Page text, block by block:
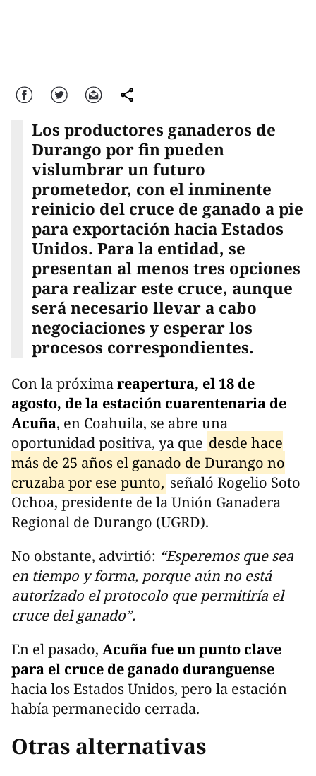
Facebook Twitter Correo comparte
Los productores ganaderos de
Durango por fin pueden
vislumbrar un futuro
prometedor, con el inminente
reinicio del cruce de ganado a pie
para exportación hacia Estados
Unidos. Para la entidad, se
presentan al menos tres opciones
para realizar este cruce, aunque
será necesario llevar a cabo
negociaciones y esperar los
procesos correspondientes.
Con la próximareapertura, el 18 de
agosto, de la estación cuarentenaria de
Acuña, en Coahuila, se abre una
oportunidad positiva, ya que desde hace
más de 25 años el ganado de Durango no
cruzaba por ese punto, señaló Rogelio Soto
Ochoa, presidente de la Unión Ganadera
Regional de Durango (UGRD).
No obstante, advirtió: “Esperemos que sea
en tiempo y forma, porque aún no está
autorizado el protocolo que permitiría el
cruce del ganado”.
En el pasado, Acuña fue un punto clave
para el cruce de ganado duranguense
hacia los Estados Unidos, pero la estación
había permanecido cerrada.
Otras alternativas